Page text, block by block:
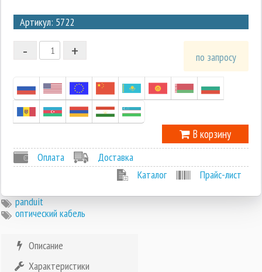
Артикул: 5722
2
1
-1
+
- по запросу
В корзину
Оплата
Доставка
Каталог
Прайс-лист
panduit
оптический кабель
Описание
Характеристики